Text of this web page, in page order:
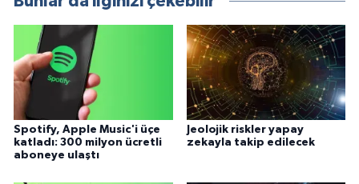
Spotify, Apple Music'i üçe
katladı: 300 milyon ücretli
aboneye ulaştı
Jeolojik riskler yapay
zekayla takip edilecek